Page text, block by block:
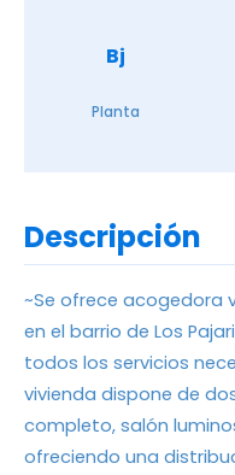
Bj
Planta
Descripción
~Se ofrece acogedora
en el barrio de Los
todos los servicios
vivienda dispone de
completo, salón
ofreciendo una